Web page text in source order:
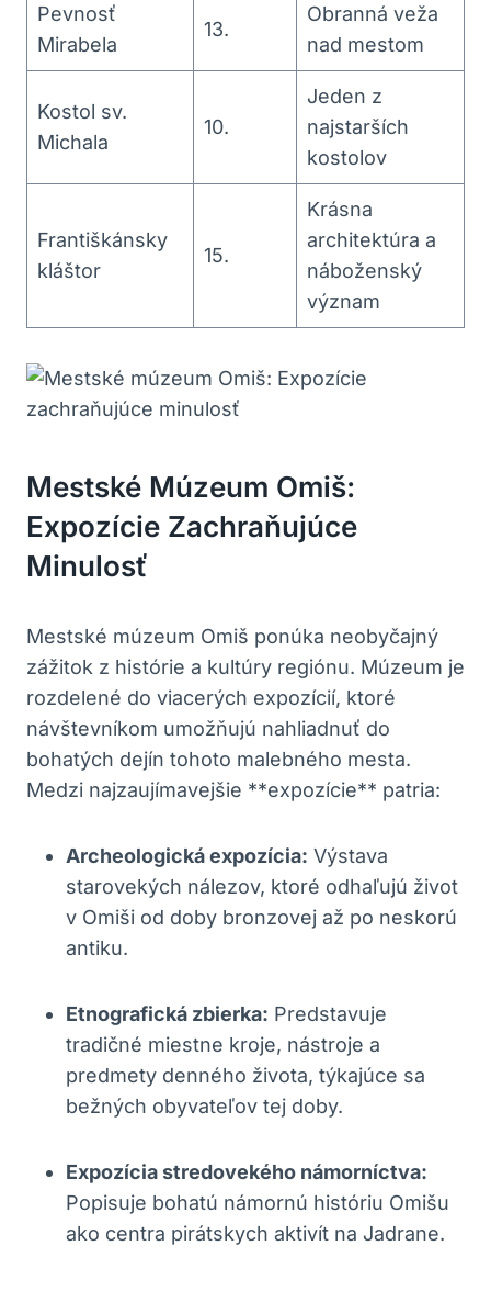
Pevnosť
Mirabela
13.
Obranná veža
nad mestom
Kostol sv.
Michala
10.
Jeden z
najstarších
kostolov
Františkánsky
kláštor
15.
Krásna
architektúra a
náboženský
význam
Mestské Múzeum Omiš:
Expozície Zachraňujúce
Minulosť
Mestské múzeum Omiš ponúka neobyčajný
zážitok z histórie a kultúry regiónu. Múzeum je
rozdelené do viacerých expozícií, ktoré
návštevníkom umožňujú nahliadnuť do
bohatých dejín tohoto malebného mesta.
Medzi najzaujímavejšie **expozície** patria:
Archeologická expozícia: Výstava
starovekých nálezov, ktoré odhaľujú život
v Omiši od doby bronzovej až po neskorú
antiku.
Etnografická zbierka: Predstavuje
tradičné miestne kroje, nástroje a
predmety denného života, týkajúce sa
bežných obyvateľov tej doby.
Expozícia stredovekého námorníctva:
Popisuje bohatú námornú históriu Omišu
ako centra pirátskych aktivít na Jadrane.